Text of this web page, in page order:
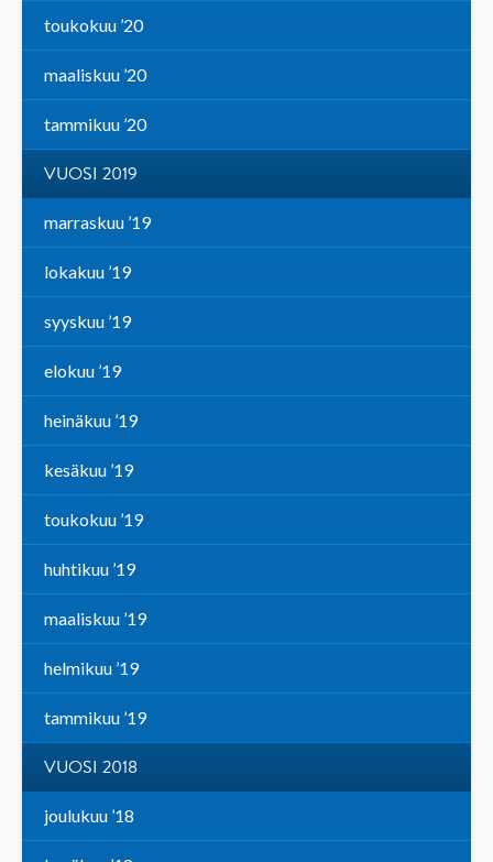
toukokuu ’20
maaliskuu ’20
tammikuu ’20
VUOSI 2019
marraskuu ’19
lokakuu ’19
syyskuu ’19
elokuu ’19
heinäkuu ’19
kesäkuu ’19
toukokuu ’19
huhtikuu ’19
maaliskuu ’19
helmikuu ’19
tammikuu ’19
VUOSI 2018
joulukuu ’18